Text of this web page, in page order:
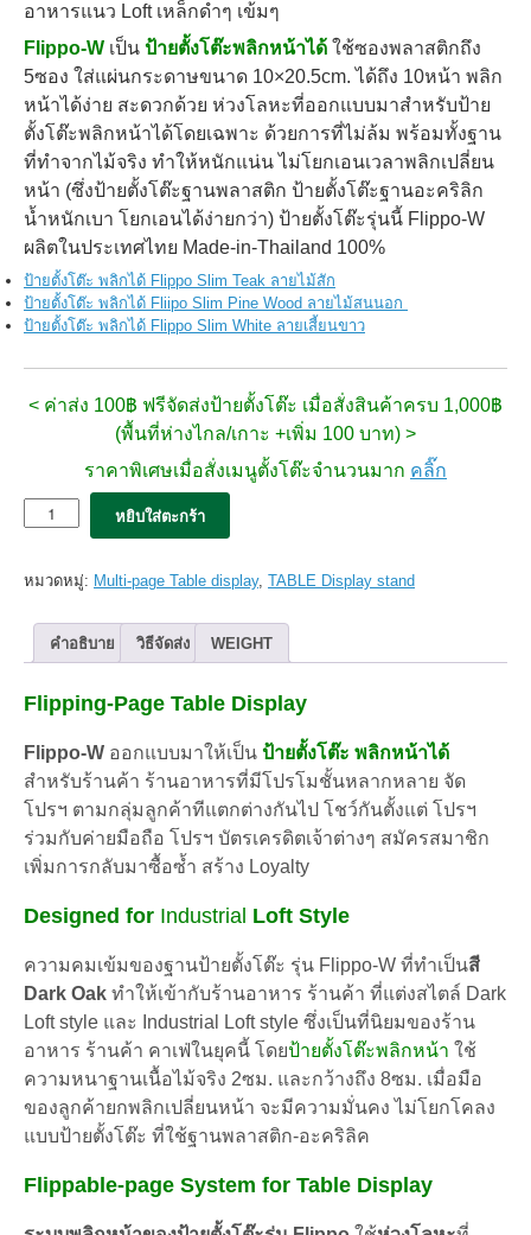
อาหารแนว Loft เหล็กดำๆ เข้มๆ
Flippo-W เป็น ป้ายตั้งโต๊ะพลิกหน้าได้ ใช้ซองพลาสติกถึง
5ซอง ใส่แผ่นกระดาษขนาด 10×20.5cm. ได้ถึง 10หน้า พลิก
หน้าได้ง่าย สะดวกด้วย ห่วงโลหะที่ออกแบบมาสำหรับป้าย
ตั้งโต๊ะพลิกหน้าได้โดยเฉพาะ ด้วยการที่ไม่ล้ม พร้อมทั้งฐาน
ที่ทำจากไม้จริง ทำให้หนักแน่นไม่โยกเอนเวลาพลิกเปลี่ยน
หน้า (ซึ่งป้ายตั้งโต๊ะฐานพลาสติก ป้ายตั้งโต๊ะฐานอะคริลิก
น้ำหนักเบา โยกเอนได้ง่ายกว่า) ป้ายตั้งโต๊ะรุ่นนี้ Flippo-W
ผลิตในประเทศไทย Made-in-Thailand 100%
ป้ายตั้งโต๊ะ พลิกได้ Flippo Slim Teak ลายไม้สัก
ป้ายตั้งโต๊ะ พลิกได้ Fliipo Slim Pine Wood ลายไม้สนนอก
ป้ายตั้งโต๊ะ พลิกได้ Flippo Slim White ลายเสี้ยนขาว
< ค่าส่ง 100฿ ฟรีจัดส่งป้ายตั้งโต๊ะ เมื่อสั่งสินค้าครบ 1,000฿
(พื้นที่ห่างไกล/เกาะ +เพิ่ม 100 บาท) >
ราคาพิเศษเมื่อสั่งเมนูตั้งโต๊ะจำนวนมาก คลิ๊ก
จำนวน
ป้าย
Dark
Oak
สี
ชิ้น
หยิบใส่ตะกร้า
หมวดหมู่: Multi-page Table display, TABLE Display stand
คำอธิบาย วิธีจัดส่ง WEIGHT
Flipping-Page Table Display
Flippo-W ออกแบบมาให้เป็น ป้ายตั้งโต๊ะ พลิกหน้าได้
สำหรับร้านค้า ร้านอาหารที่มีโปรโมชั้นหลากหลาย จัด
โปรฯ ตามกลุ่มลูกค้าทีแตกต่างกันไป โชว์กันตั้งแต่ โปรฯ
ร่วมกับค่ายมือถือ โปรฯ บัตรเครดิตเจ้าต่างๆ สมัครสมาชิก
เพิ่มการกลับมาซื้อซ้ำ สร้าง Loyalty
Designed for Industrial Loft Style
ความคมเข้มของฐานป้ายตั้งโต๊ะ รุ่น Flippo-W ที่ทำเป็นสี
Dark Oak ทำให้เข้ากับร้านอาหาร ร้านค้า ที่แต่งสไตล์ Dark
Loft style และ Industrial Loft style ซึ่งเป็นที่นิยมของร้าน
อาหาร ร้านค้า คาเฟ่ในยุคนี้ โดยป้ายตั้งโต๊ะพลิกหน้า ใช้
ความหนาฐานเนื้อไม้จริง 2ซม. และกว้างถึง 8ซม. เมื่อมือ
ของลูกค้ายกพลิกเปลี่ยนหน้า จะมีความมั่นคง ไม่โยกโคลง
แบบป้ายตั้งโต๊ะ ที่ใช้ฐานพลาสติก-อะคริลิค
Flippable-page System for Table Display